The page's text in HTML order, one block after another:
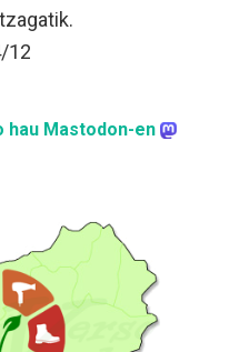
12
Mastodon-en